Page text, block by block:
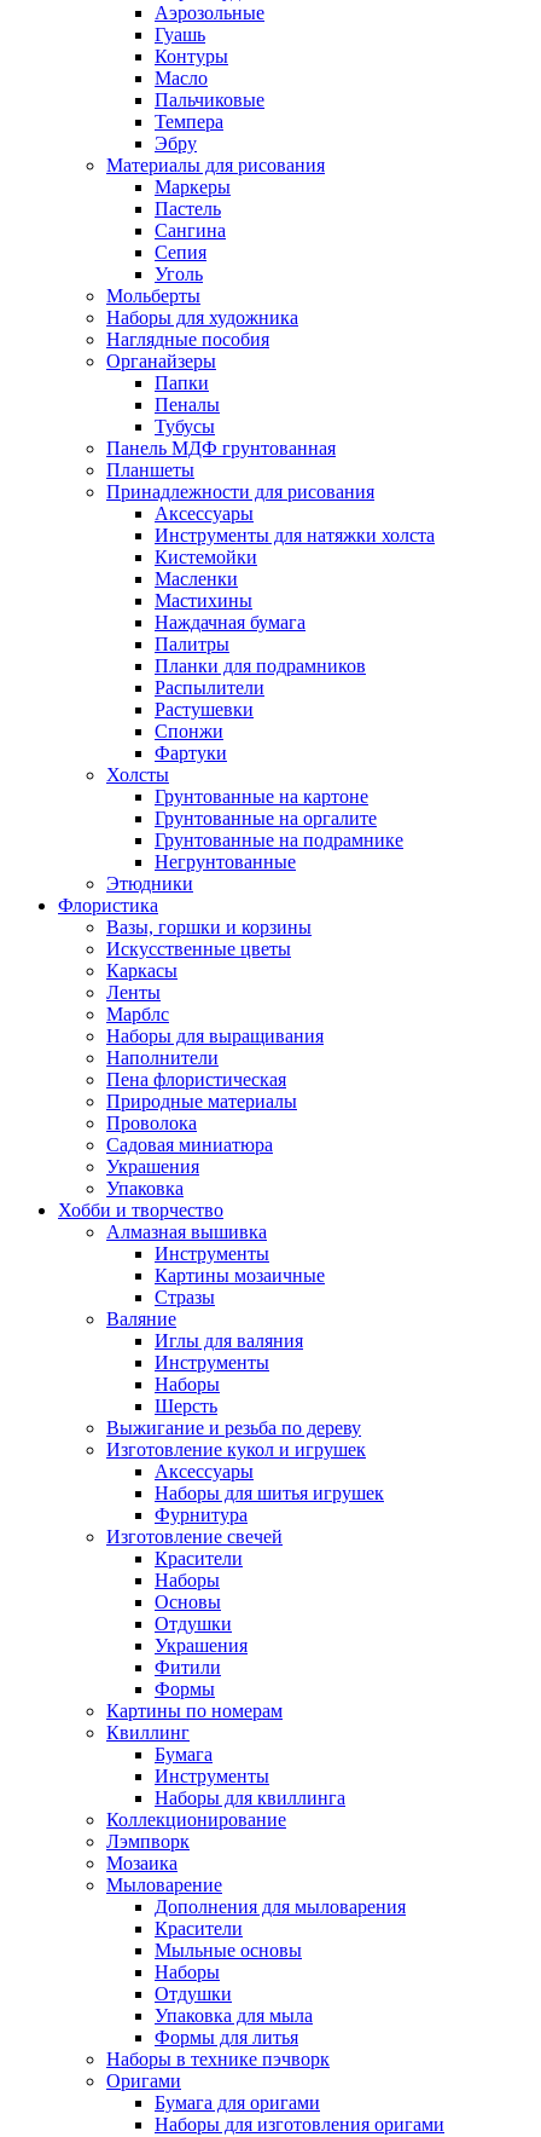
Аэрозольные
Гуашь
Контуры
Масло
Пальчиковые
Темпера
Эбру
Материалы для рисования
Маркеры
Пастель
Сангина
Сепия
Уголь
Мольберты
Наборы для художника
Наглядные пособия
Органайзеры
Папки
Пеналы
Тубусы
Панель МДФ грунтованная
Планшеты
Принадлежности для рисования
Аксессуары
Инструменты для натяжки холста
Кистемойки
Масленки
Мастихины
Наждачная бумага
Палитры
Планки для подрамников
Распылители
Растушевки
Спонжи
Фартуки
Холсты
Грунтованные на картоне
Грунтованные на оргалите
Грунтованные на подрамнике
Негрунтованные
Этюдники
Флористика
Вазы, горшки и корзины
Искусственные цветы
Каркасы
Ленты
Марблс
Наборы для выращивания
Наполнители
Пена флористическая
Природные материалы
Проволока
Садовая миниатюра
Украшения
Упаковка
Хобби и творчество
Алмазная вышивка
Инструменты
Картины мозаичные
Стразы
Валяние
Иглы для валяния
Инструменты
Наборы
Шерсть
Выжигание и резьба по дереву
Изготовление кукол и игрушек
Аксессуары
Наборы для шитья игрушек
Фурнитура
Изготовление свечей
Красители
Наборы
Основы
Отдушки
Украшения
Фитили
Формы
Картины по номерам
Квиллинг
Бумага
Инструменты
Наборы для квиллинга
Коллекционирование
Лэмпворк
Мозаика
Мыловарение
Дополнения для мыловарения
Красители
Мыльные основы
Наборы
Отдушки
Упаковка для мыла
Формы для литья
Наборы в технике пэчворк
Оригами
Бумага для оригами
Наборы для изготовления оригами